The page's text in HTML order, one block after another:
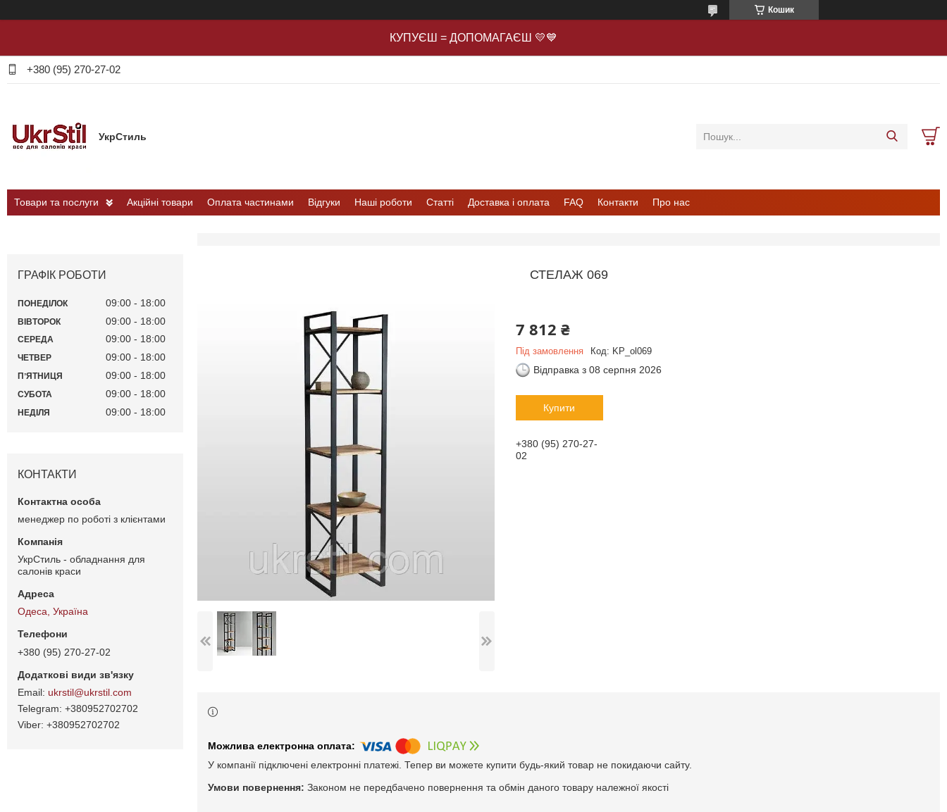
Кошик
КУПУЄШ = ДОПОМАГАЄШ 💛💙
+380 (95) 270-27-02
УкрСтиль
Товари та послуги Акційні товари Оплата частинами Відгуки Наші роботи Статті Доставка і оплата FAQ Контакти Про нас
СТЕЛАЖ 069
7 812 ₴
Під замовлення Код: KP_ol069
Відправка з 08 серпня 2026
Купити
+380 (95) 270-27-
02
У компанії підключені електронні платежі. Тепер ви можете купити будь-який товар не покидаючи сайту.
Законом не передбачено повернення та обмін даного товару належної якості
ГРАФІК РОБОТИ
ПОНЕДІЛОК 09:00 18:00
ВІВТОРОК 09:00 18:00
СЕРЕДА 09:00 18:00
ЧЕТВЕР 09:00 18:00
ПʼЯТНИЦЯ 09:00 18:00
СУБОТА 09:00 18:00
НЕДІЛЯ 09:00 18:00
КОНТАКТИ
менеджер по роботі з клієнтами
УкрСтиль - обладнання для
салонів краси
Одеса, Україна
+380 (95) 270-27-02
ukrstil@ukrstil.com
+380952702702
+380952702702